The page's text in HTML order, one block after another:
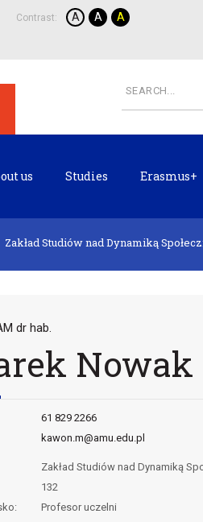
Contrast: A A A
us Studies Erasmus+
Zakład Studiów nad Dynamiką
dr hab.
Nowak
61 829 2266
kawon.m@amu.edu.pl
Zakład Studiów nad Dynamiką
132
Profesor uczelni